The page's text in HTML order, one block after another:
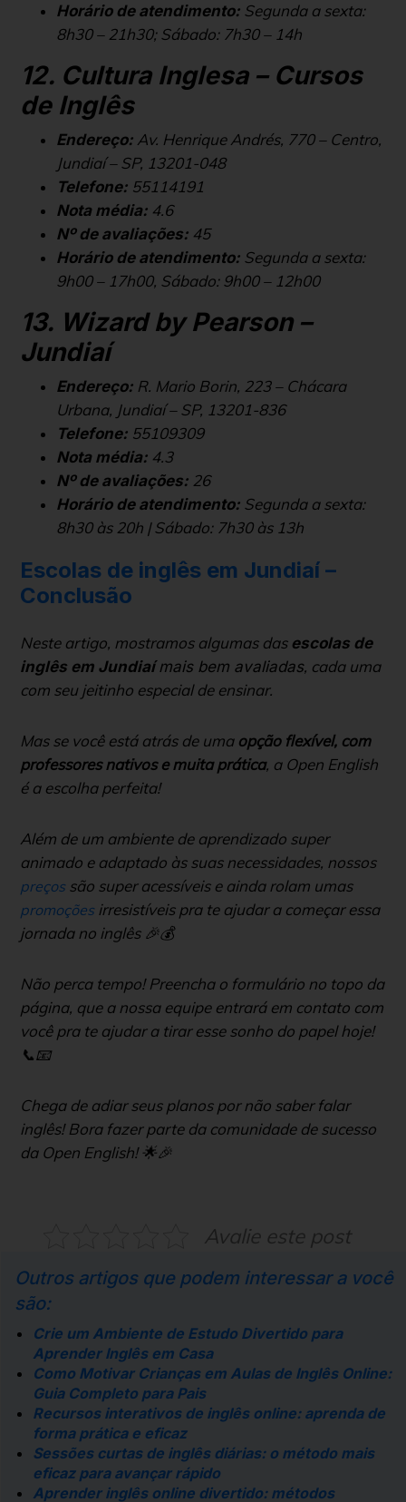
Horário de atendimento: Segunda a sexta:
8h30 – 21h30; Sábado: 7h30 – 14h
12. Cultura Inglesa – Cursos
de Inglês
Endereço: Av. Henrique Andrés, 770 – Centro,
Jundiaí – SP, 13201-048
Telefone: 55114191
Nota média: 4.6
Nº de avaliações: 45
Horário de atendimento: Segunda a sexta:
9h00 – 17h00, Sábado: 9h00 – 12h00
13. Wizard by Pearson –
Jundiaí
Endereço: R. Mario Borin, 223 – Chácara
Urbana, Jundiaí – SP, 13201-836
Telefone: 55109309
Nota média: 4.3
Nº de avaliações: 26
Horário de atendimento: Segunda a sexta:
8h30 às 20h | Sábado: 7h30 às 13h
Escolas de inglês em Jundiaí –
Conclusão
Neste artigo, mostramos algumas das escolas de
inglês em Jundiaímais bem avaliadas, cada uma
com seu jeitinho especial de ensinar.
Mas se você está atrás de uma opção flexível, com
professores nativos e muita prática, a Open English
é a escolha perfeita!
Além de um ambiente de aprendizado super
animado e adaptado às suas necessidades, nossos
preços são super acessíveis e ainda rolam umas
promoções irresistíveis pra te ajudar a começar essa
jornada no inglês 🎉💰
Não perca tempo! Preencha o formulário no topo da
página, que a nossa equipe entrará em contato com
você pra te ajudar a tirar esse sonho do papel hoje!
📞📧
Chega de adiar seus planos por não saber falar
inglês! Bora fazer parte da comunidade de sucesso
da Open English! 🌟🎉
Avalie este post
Outros artigos que podem interessar a você
são:
Crie um Ambiente de Estudo Divertido para
Aprender Inglês em Casa
Como Motivar Crianças em Aulas de Inglês Online:
Guia Completo para Pais
Recursos interativos de inglês online: aprenda de
forma prática e eficaz
Sessões curtas de inglês diárias: o método mais
eficaz para avançar rápido
Aprender inglês online divertido: métodos